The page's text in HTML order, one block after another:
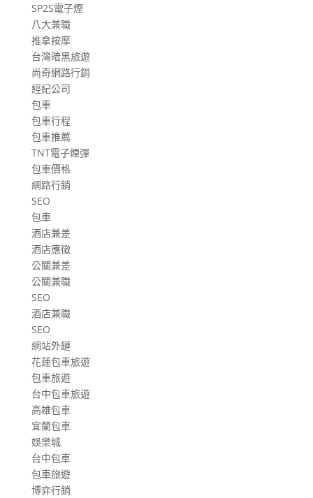
SP2S電子煙
八大兼職
推拿按摩
台灣暗黑旅遊
尚奇網路行銷
經紀公司
包車
包車行程
包車推薦
TNT電子煙彈
包車價格
網路行銷
SEO
包車
酒店兼差
酒店應徵
公關兼差
公關兼職
SEO
酒店兼職
SEO
網站外鏈
花蓮包車旅遊
包車旅遊
台中包車旅遊
高雄包車
宜蘭包車
娛樂城
台中包車
包車旅遊
博弈行銷